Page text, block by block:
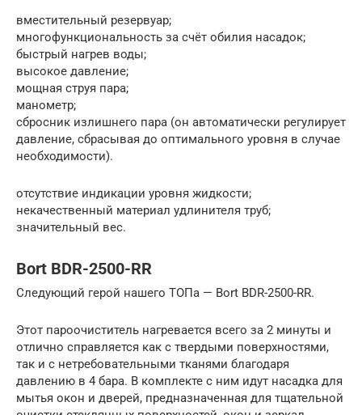
вместительный резервуар;
многофункциональность за счёт обилия насадок;
быстрый нагрев воды;
высокое давление;
мощная струя пара;
манометр;
сбросник излишнего пара (он автоматически регулирует
давление, сбрасывая до оптимального уровня в случае
необходимости).
отсутствие индикации уровня жидкости;
некачественный материал удлинителя труб;
значительный вес.
Bort BDR-2500-RR
Следующий герой нашего ТОПа — Bort BDR-2500-RR.
Этот пароочиститель нагревается всего за 2 минуты и
отлично справляется как с твердыми поверхностями,
так и с нетребовательными тканями благодаря
давлению в 4 бара. В комплекте с ним идут насадка для
мытья окон и дверей, предназначенная для тщательной